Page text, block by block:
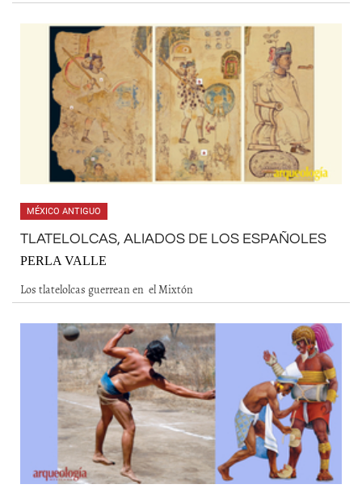
MÉXICO ANTIGUO
TLATELOLCAS, ALIADOS DE LOS ESPAÑOLES
PERLA VALLE
Los tlatelolcas guerrean en el Mixtón